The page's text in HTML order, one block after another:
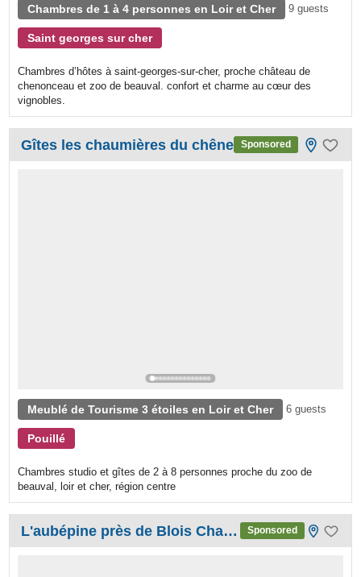
Chambres de 1 à 4 personnes en Loir et Cher 9 guests
Saint georges sur cher
Chambres d’hôtes à saint-georges-sur-cher, proche château de
chenonceau et zoo de beauval. confort et charme au cœur des
vignobles.
Gîtes les chaumières du chêne Sponsored
Meublé de Tourisme 3 étoiles en Loir et Cher 6 guests
Pouillé
Chambres studio et gîtes de 2 à 8 personnes proche du zoo de
beauval, loir et cher, région centre
L'aubépine près de Blois Chambord Sponsored